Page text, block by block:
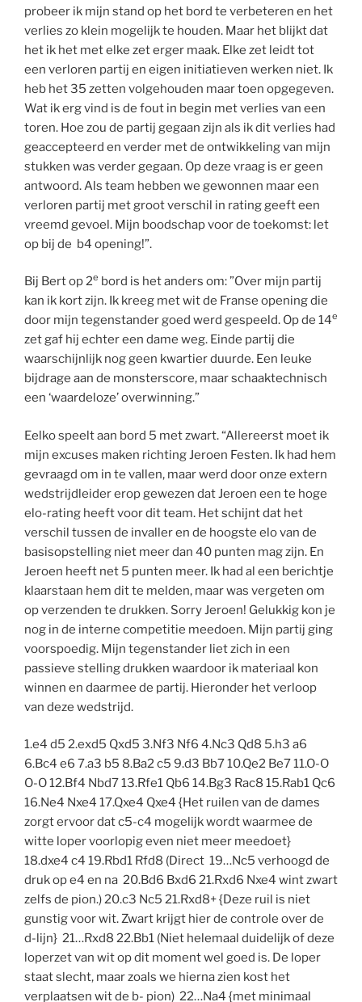
probeer ik mijn stand op het bord te verbeteren en het
verlies zo klein mogelijk te houden. Maar het blijkt dat
het ik het met elke zet erger maak. Elke zet leidt tot
een verloren partij en eigen initiatieven werken niet. Ik
heb het 35 zetten volgehouden maar toen opgegeven.
Wat ik erg vind is de fout in begin met verlies van een
toren. Hoe zou de partij gegaan zijn als ik dit verlies had
geaccepteerd en verder met de ontwikkeling van mijn
stukken was verder gegaan. Op deze vraag is er geen
antwoord. Als team hebben we gewonnen maar een
verloren partij met groot verschil in rating geeft een
vreemd gevoel. Mijn boodschap voor de toekomst: let
op bij de b4 opening!”.
Bij Bert op 2e bord is het anders om: ”Over mijn partij
kan ik kort zijn. Ik kreeg met wit de Franse opening die
door mijn tegenstander goed werd gespeeld. Op de 14e
zet gaf hij echter een dame weg. Einde partij die
waarschijnlijk nog geen kwartier duurde. Een leuke
bijdrage aan de monsterscore, maar schaaktechnisch
een ‘waardeloze’ overwinning.”
Eelko speelt aan bord 5 met zwart. “Allereerst moet ik
mijn excuses maken richting Jeroen Festen. Ik had hem
gevraagd om in te vallen, maar werd door onze extern
wedstrijdleider erop gewezen dat Jeroen een te hoge
elo-rating heeft voor dit team. Het schijnt dat het
verschil tussen de invaller en de hoogste elo van de
basisopstelling niet meer dan 40 punten mag zijn. En
Jeroen heeft net 5 punten meer. Ik had al een berichtje
klaarstaan hem dit te melden, maar was vergeten om
op verzenden te drukken. Sorry Jeroen! Gelukkig kon je
nog in de interne competitie meedoen. Mijn partij ging
voorspoedig. Mijn tegenstander liet zich in een
passieve stelling drukken waardoor ik materiaal kon
winnen en daarmee de partij. Hieronder het verloop
van deze wedstrijd.
1.e4 d5 2.exd5 Qxd5 3.Nf3 Nf6 4.Nc3 Qd8 5.h3 a6
6.Bc4 e6 7.a3 b5 8.Ba2 c5 9.d3 Bb7 10.Qe2 Be7 11.O-O
O-O 12.Bf4 Nbd7 13.Rfe1 Qb6 14.Bg3 Rac8 15.Rab1 Qc6
16.Ne4 Nxe4 17.Qxe4 Qxe4 {Het ruilen van de dames
zorgt ervoor dat c5-c4 mogelijk wordt waarmee de
witte loper voorlopig even niet meer meedoet}
18.dxe4 c4 19.Rbd1 Rfd8 (Direct 19…Nc5 verhoogd de
druk op e4 en na 20.Bd6 Bxd6 21.Rxd6 Nxe4 wint zwart
zelfs de pion.) 20.c3 Nc5 21.Rxd8+ {Deze ruil is niet
gunstig voor wit. Zwart krijgt hier de controle over de
d-lijn} 21…Rxd8 22.Bb1 (Niet helemaal duidelijk of deze
loperzet van wit op dit moment wel goed is. De loper
staat slecht, maar zoals we hierna zien kost het
verplaatsen wit de b- pion) 22…Na4 {met minimaal